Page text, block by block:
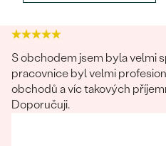
S obchodem jsem byla velmi
pracovnice byl velmi
obchodů a víc takových
Doporučuji.